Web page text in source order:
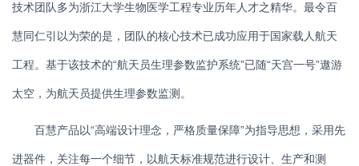
技术团队多为浙江大学生物医学工程专业历年人才之精华。最令百
慧同仁引以为荣的是，团队的核心技术已成功应用于国家载人航天
工程。基于该技术的“航天员生理参数监护系统”已随“天宫一号”遨游
太空，为航天员提供生理参数监测。
百慧产品以“高端设计理念，严格质量保障”为指导思想，采用先
进器件，关注每一个细节，以航天标准规范进行设计、生产和测